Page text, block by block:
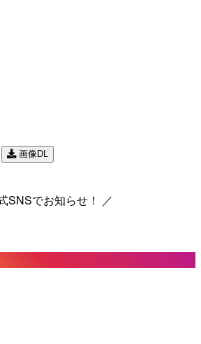
画像DL
SNSでお知らせ！ ／